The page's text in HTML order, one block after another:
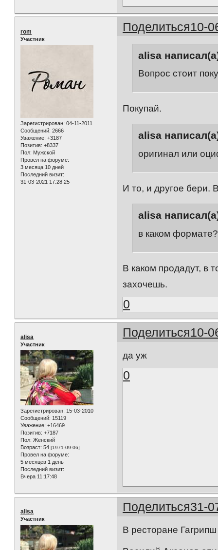
Поделиться10-
rom
Участник
Зарегистрирован: 04-11-2011
Сообщений: 2666
Уважение: +3187
Позитив: +8337
Пол: Мужской
Провел на форуме:
3 месяца 10 дней
Последний визит:
31-03-2021 17:28:25
alisa
Вопрос стоит
Покупай.
alisa
оригинал или
И то, и другое бери.
alisa
в каком формате?
В каком продадут, в
захочешь.
0
Поделиться10-
alisa
Участник
Зарегистрирован: 15-03-2010
Сообщений: 15119
Уважение: +16469
Позитив: +7187
Пол: Женский
Возраст: 54 [1971-09-06]
Провел на форуме:
5 месяцев 1 день
Последний визит:
Вчера 11:17:48
да уж
0
Поделиться31-
alisa
Участник
В ресторане